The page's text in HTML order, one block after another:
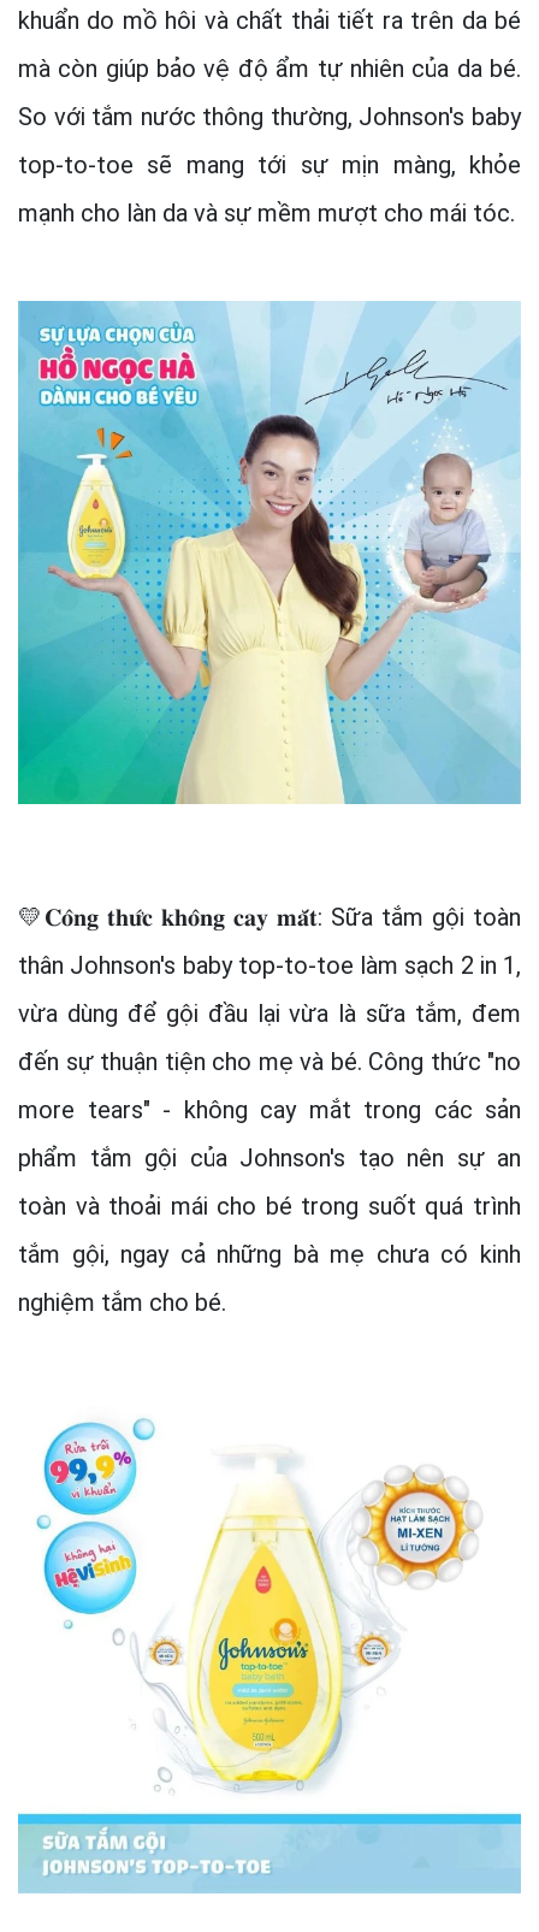
khuẩn do mồ hôi và chất thải tiết ra trên da bé
mà còn giúp bảo vệ độ ẩm tự nhiên của da bé.
So với tắm nước thông thường, Johnson's baby
top-to-toe sẽ mang tới sự mịn màng, khỏe
mạnh cho làn da và sự mềm mượt cho mái tóc.
💛𝐂𝐨̂𝐧𝐠 𝐭𝐡𝐮̛́𝐜 𝐤𝐡𝐨̂𝐧𝐠 𝐜𝐚𝐲 𝐦𝐚̆́𝐭: Sữa tắm gội toàn
thân Johnson's baby top-to-toe làm sạch 2 in 1,
vừa dùng để gội đầu lại vừa là sữa tắm, đem
đến sự thuận tiện cho mẹ và bé. Công thức "no
more tears" - không cay mắt trong các sản
phẩm tắm gội của Johnson's tạo nên sự an
toàn và thoải mái cho bé trong suốt quá trình
tắm gội, ngay cả những bà mẹ chưa có kinh
nghiệm tắm cho bé.